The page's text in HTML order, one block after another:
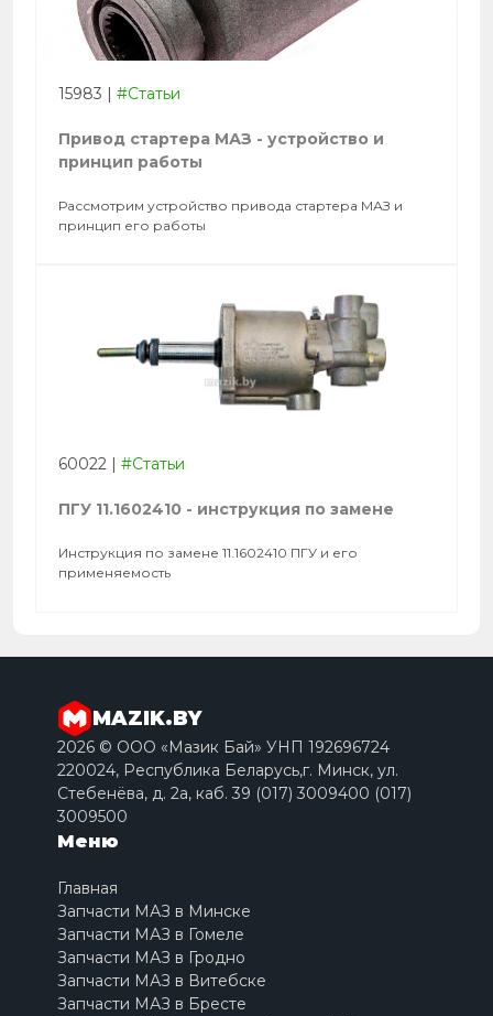
15983 | #Статьи
Привод стартера МАЗ - устройство и
принцип работы
Рассмотрим устройство привода стартера МАЗ и
принцип его работы
60022 | #Статьи
ПГУ 11.1602410 - инструкция по замене
Инструкция по замене 11.1602410 ПГУ и его
применяемость
MAZIK.BY
2026 © ООО «Мазик Бай» УНП 192696724
220024, Республика Беларусь,г. Минск, ул.
Стебенёва, д. 2a, каб. 39 (017) 3009400 (017)
3009500
Меню
Главная
Запчасти МАЗ в Минске
Запчасти МАЗ в Гомеле
Запчасти МАЗ в Гродно
Запчасти МАЗ в Витебске
Запчасти МАЗ в Бресте